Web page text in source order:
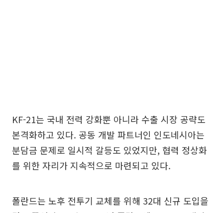
KF-21는 국내 전력 강화뿐 아니라 수출 시장 공략도
본격화하고 있다. 공동 개발 파트너인 인도네시아는
분담금 문제로 일시적 갈등도 있었지만, 협력 정상화
를 위한 자리가 지속적으로 마련되고 있다.
폴란드는 노후 전투기 교체를 위해 32대 신규 도입을